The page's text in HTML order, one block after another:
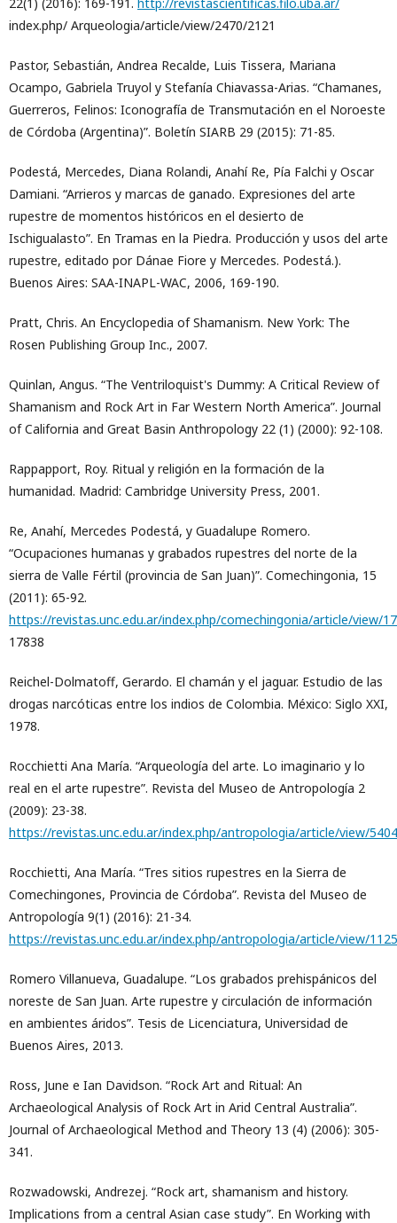
index.php/ Arqueologia/article/view/2470/2121
Pastor, Sebastián, Andrea Recalde, Luis Tissera, Mariana
Ocampo, Gabriela Truyol y Stefanía Chiavassa-Arias. “Chamanes,
Guerreros, Felinos: Iconografía de Transmutación en el Noroeste
de Córdoba (Argentina)”. Boletín SIARB 29 (2015): 71-85.
Podestá, Mercedes, Diana Rolandi, Anahí Re, Pía Falchi y Oscar
Damiani. “Arrieros y marcas de ganado. Expresiones del arte
rupestre de momentos históricos en el desierto de
Ischigualasto”. En Tramas en la Piedra. Producción y usos del arte
rupestre, editado por Dánae Fiore y Mercedes. Podestá.).
Buenos Aires: SAA-INAPL-WAC, 2006, 169-190.
Pratt, Chris. An Encyclopedia of Shamanism. New York: The
Rosen Publishing Group Inc., 2007.
Quinlan, Angus. “The Ventriloquist's Dummy: A Critical Review of
Shamanism and Rock Art in Far Western North America”. Journal
of California and Great Basin Anthropology 22 (1) (2000): 92-108.
Rappapport, Roy. Ritual y religión en la formación de la
humanidad. Madrid: Cambridge University Press, 2001.
Re, Anahí, Mercedes Podestá, y Guadalupe Romero.
“Ocupaciones humanas y grabados rupestres del norte de la
sierra de Valle Fértil (provincia de San Juan)”. Comechingonia, 15
(2011): 65-92.
https://revistas.unc.edu.ar/index.php/comechingonia/article/view/
17838
Reichel-Dolmatoff, Gerardo. El chamán y el jaguar. Estudio de las
drogas narcóticas entre los indios de Colombia. México: Siglo XXI,
1978.
Rocchietti Ana María. “Arqueología del arte. Lo imaginario y lo
real en el arte rupestre”. Revista del Museo de Antropología 2
(2009): 23-38.
https://revistas.unc.edu.ar/index.php/antropologia/article/view/
Rocchietti, Ana María. “Tres sitios rupestres en la Sierra de
Comechingones, Provincia de Córdoba”. Revista del Museo de
Antropología 9(1) (2016): 21-34.
https://revistas.unc.edu.ar/index.php/antropologia/article/view/
Romero Villanueva, Guadalupe. “Los grabados prehispánicos del
noreste de San Juan. Arte rupestre y circulación de información
en ambientes áridos”. Tesis de Licenciatura, Universidad de
Buenos Aires, 2013.
Ross, June e Ian Davidson. “Rock Art and Ritual: An
Archaeological Analysis of Rock Art in Arid Central Australia”.
Journal of Archaeological Method and Theory 13 (4) (2006): 305-
341.
Rozwadowski, Andrezej. “Rock art, shamanism and history.
Implications from a central Asian case study”. En Working with